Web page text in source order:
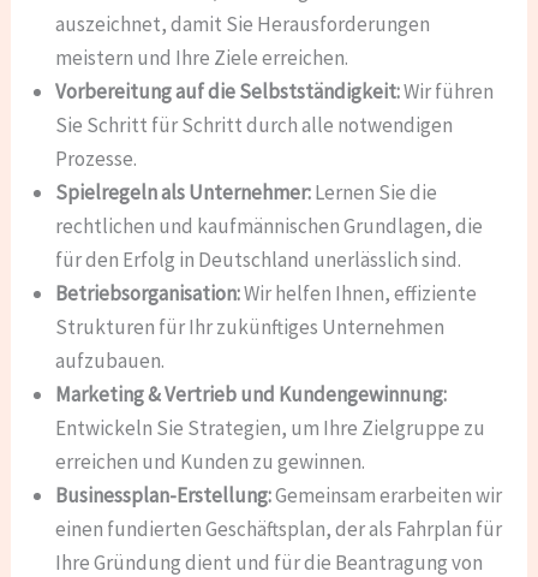
auszeichnet, damit Sie Herausforderungen
meistern und Ihre Ziele erreichen.
Vorbereitung auf die Selbstständigkeit:Wir führen
Sie Schritt für Schritt durch alle notwendigen
Prozesse.
Spielregeln als Unternehmer:Lernen Sie die
rechtlichen und kaufmännischen Grundlagen, die
für den Erfolg in Deutschland unerlässlich sind.
Betriebsorganisation:Wir helfen Ihnen, effiziente
Strukturen für Ihr zukünftiges Unternehmen
aufzubauen.
Marketing & Vertrieb und Kundengewinnung:
Entwickeln Sie Strategien, um Ihre Zielgruppe zu
erreichen und Kunden zu gewinnen.
Businessplan-Erstellung:Gemeinsam erarbeiten wir
einen fundierten Geschäftsplan, der als Fahrplan für
Ihre Gründung dient und für die Beantragung von